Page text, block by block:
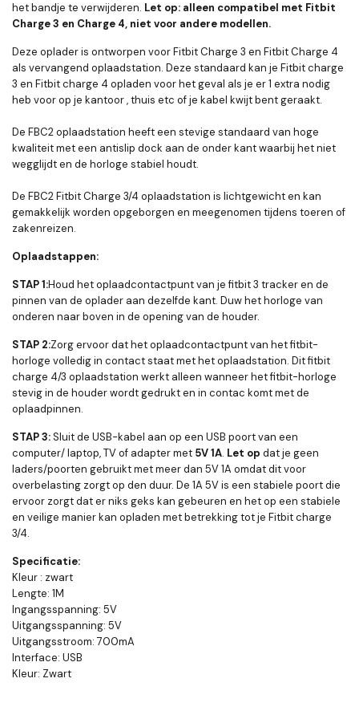
het bandje te verwijderen. Let op: alleen compatibel met Fitbit
Charge 3 en Charge 4, niet voor andere modellen.
Deze oplader is ontworpen voor Fitbit Charge 3 en Fitbit Charge 4
als vervangend oplaadstation. Deze standaard kan je Fitbit charge
3 en Fitbit charge 4 opladen voor het geval als je er 1 extra nodig
heb voor op je kantoor , thuis etc of je kabel kwijt bent geraakt.
De FBC2 oplaadstation heeft een stevige standaard van hoge
kwaliteit met een antislip dock aan de onder kant waarbij het niet
wegglijdt en de horloge stabiel houdt.
De FBC2 Fitbit Charge 3/4 oplaadstation is lichtgewicht en kan
gemakkelijk worden opgeborgen en meegenomen tijdens toeren of
zakenreizen.
Oplaadstappen:
STAP 1:Houd het oplaadcontactpunt van je fitbit 3 tracker en de
pinnen van de oplader aan dezelfde kant. Duw het horloge van
onderen naar boven in de opening van de houder.
STAP 2:Zorg ervoor dat het oplaadcontactpunt van het fitbit-
horloge volledig in contact staat met het oplaadstation. Dit fitbit
charge 4/3 oplaadstation werkt alleen wanneer het fitbit-horloge
stevig in de houder wordt gedrukt en in contac komt met de
oplaadpinnen.
STAP 3:Sluit de USB-kabel aan op een USB poort van een
computer/ laptop, TV of adapter met 5V 1A. Let op dat je geen
laders/poorten gebruikt met meer dan 5V 1A omdat dit voor
overbelasting zorgt op den duur. De 1A 5V is een stabiele poort die
ervoor zorgt dat er niks geks kan gebeuren en het op een stabiele
en veilige manier kan opladen met betrekking tot je Fitbit charge
3/4.
Specificatie:
Kleur : zwart
Lengte: 1M
Ingangsspanning: 5V
Uitgangsspanning: 5V
Uitgangsstroom: 700mA
Interface: USB
Kleur: Zwart